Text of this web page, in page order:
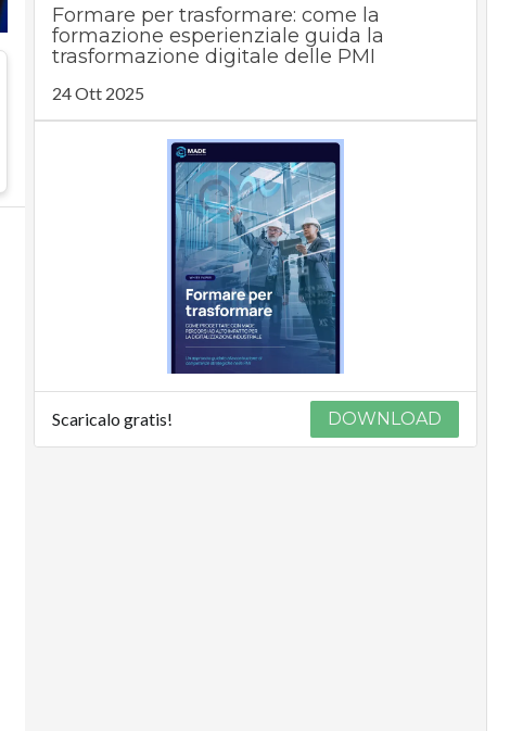
Formare per trasformare: come la
formazione esperienziale guida la
trasformazione digitale delle PMI
24 Ott 2025
Scaricalo gratis! DOWNLOAD